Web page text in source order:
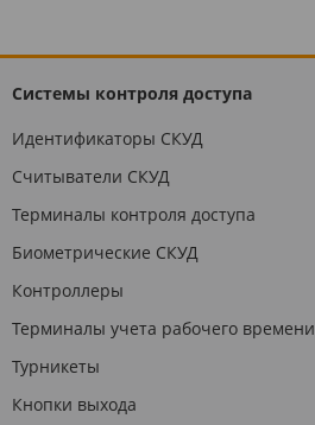
Системы контроля доступа
Идентификаторы СКУД
Считыватели СКУД
Терминалы контроля доступа
Биометрические СКУД
Контроллеры
Терминалы учета рабочего времени
Турникеты
Кнопки выхода